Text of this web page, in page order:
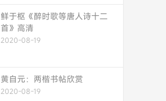
鲜于枢《醉时歌等唐人诗十二
首》高清
2020-08-19
黄自元：两楷书帖欣赏
2020-08-19